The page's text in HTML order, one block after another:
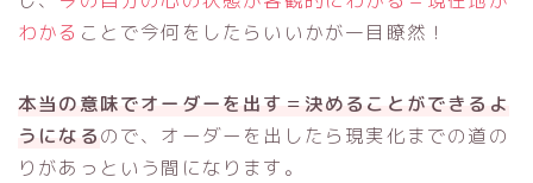
わかる ことで今何をしたらいいかが一目瞭然！
本当の意味でオーダーを出す＝決めることができるよ
うになるので、オーダーを出したら現実化までの道の
りがあっという間になります。